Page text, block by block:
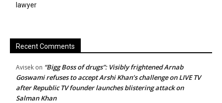
lawyer
Recent Comments
Avisek on “Bigg Boss of drugs”: Visibly frightened Arnab
Goswami refuses to accept Arshi Khan’s challenge on LIVE TV
after Republic TV founder launches blistering attack on
Salman Khan